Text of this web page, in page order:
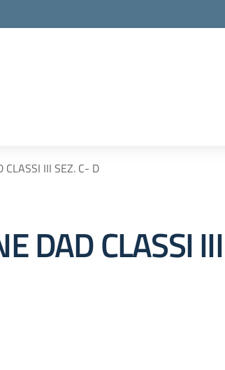
CLASSI III SEZ. C- D
DAD CLASSI